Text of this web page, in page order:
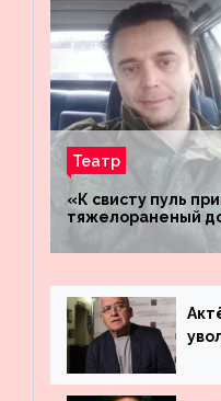
Театр
«К свисту пуль
тяжелораненый
четыре
поле